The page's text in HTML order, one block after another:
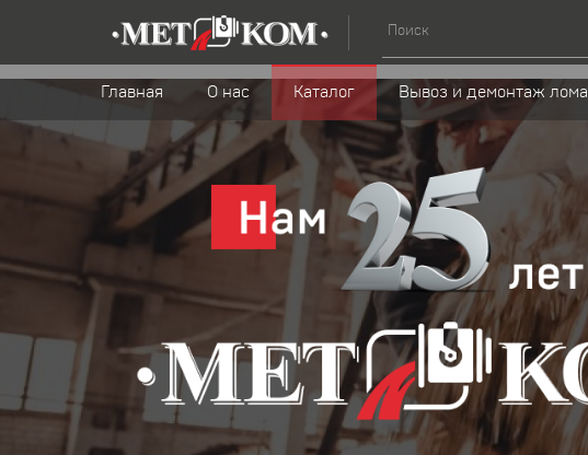
Главная О нас Каталог Вывоз и демонтаж лома